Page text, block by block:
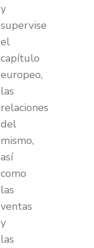
y
supervise
el
capítulo
europeo,
las
relaciones
del
mismo,
así
como
las
ventas
y
las